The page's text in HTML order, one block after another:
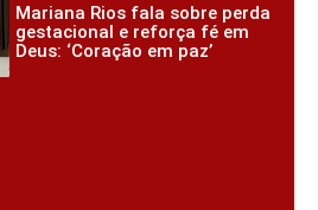
Mariana Rios fala sobre perda
gestacional e reforça fé em
Deus: ‘Coração em paz’